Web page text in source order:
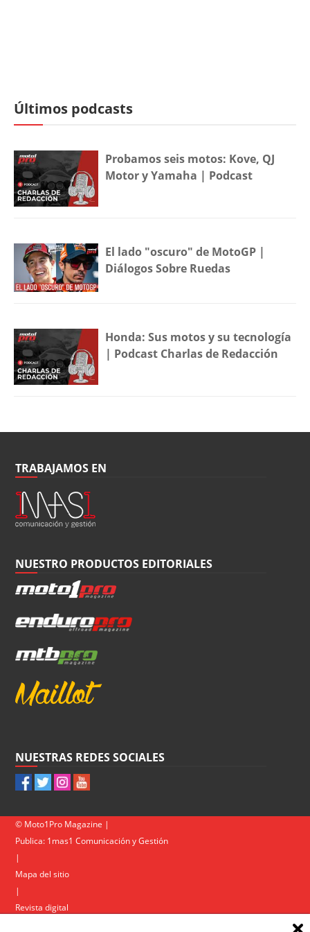
Últimos podcasts
Probamos seis motos: Kove, QJ
Motor y Yamaha | Podcast
El lado "oscuro" de MotoGP |
Diálogos Sobre Ruedas
Honda: Sus motos y su tecnología
| Podcast Charlas de Redacción
TRABAJAMOS EN
NUESTRO PRODUCTOS EDITORIALES
NUESTRAS REDES SOCIALES
© Moto1Pro Magazine |
Publica: 1mas1 Comunicación y Gestión
|
Mapa del sitio
|
Revista digital